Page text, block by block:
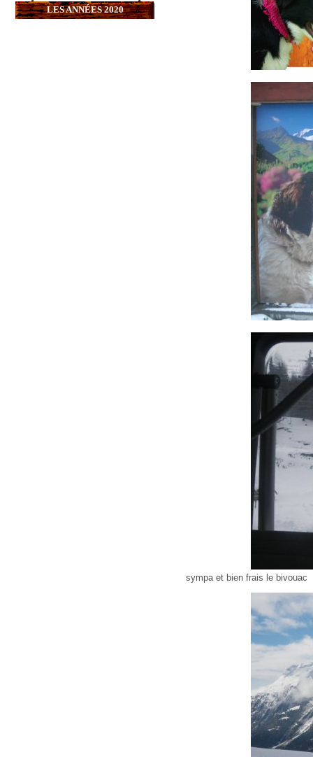
LES ANNÉES 2020
sympa et bien frais le bivouac